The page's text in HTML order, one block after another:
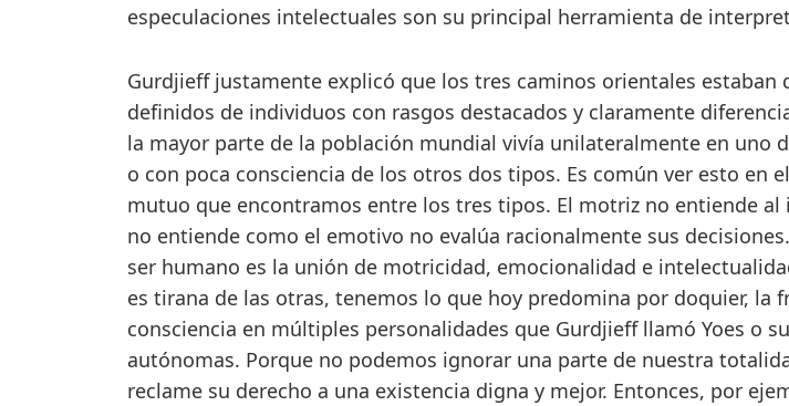
especulaciones intelectuales son su principal herramienta de
Gurdjieff justamente explicó que los tres caminos orientales estaban
definidos de individuos con rasgos destacados y claramente
la mayor parte de la población mundial vivía unilateralmente en uno
o con poca consciencia de los otros dos tipos. Es común ver esto en
mutuo que encontramos entre los tres tipos. El motriz no entiende al
no entiende como el emotivo no evalúa racionalmente sus
ser humano es la unión de motricidad, emocionalidad e
es tirana de las otras, tenemos lo que hoy predomina por doquier, la
consciencia en múltiples personalidades que Gurdjieff llamó Yoes o
autónomas. Porque no podemos ignorar una parte de nuestra
reclame su derecho a una existencia digna y mejor. Entonces, por